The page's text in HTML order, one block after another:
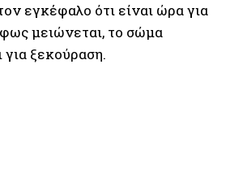
εγκέφαλο ότι είναι ώρα για
μειώνεται, το σώμα
για ξεκούραση.